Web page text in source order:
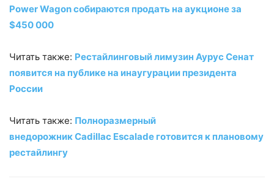
Power Wagon собираются продать на аукционе за
$450 000
Читать также: Рестайлинговый лимузин Аурус Сенат
появится на публике на инаугурации президента
России
Читать также: Полноразмерный
внедорожник Cadillac Escalade готовится к плановому
рестайлингу